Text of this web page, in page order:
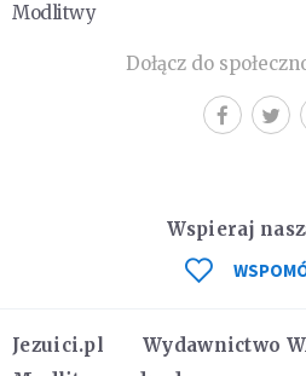
Modlitwy
Dołącz do
Jezuici.pl Wydawnictwo
Wspieraj